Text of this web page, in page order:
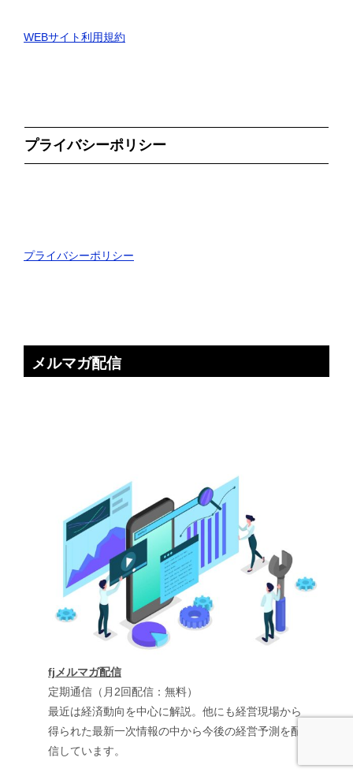
WEBサイト利用規約
プライバシーポリシー
プライバシーポリシー
メルマガ配信
fjメルマガ配信
定期通信（月2回配信：無料）
最近は経済動向を中心に解説。他にも経営現場から
得られた最新一次情報の中から今後の経営予測を配
信しています。